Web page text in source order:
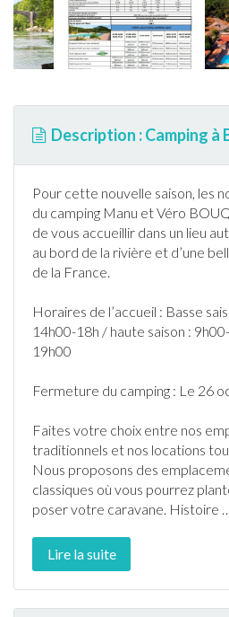
Description : Camping à
Pour cette nouvelle saison, les
du camping Manu et Véro
de vous accueillir dans un lieu
au bord de la rivière et d’une
de la France.
Horaires de l’accueil : Basse
14h00-18h / haute saison :
19h00
Fermeture du camping : Le 26
Faites votre choix entre nos
traditionnels et nos locations
Nous proposons des
classiques où vous pourrez
poser votre caravane. Histoire
Lire la suite